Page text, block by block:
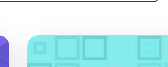
aa